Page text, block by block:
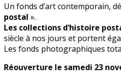
Un fonds d’art contemporain,
postal ».
Les collections d’histoire
siècle à nos jours et portent
Les fonds photographiques
Réouverture le samedi 23